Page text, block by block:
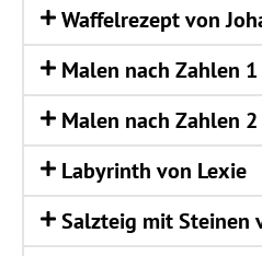
Waf­fel­re­zept von
Malen nach Zah­len
Malen nach Zah­len
Laby­rinth von Lexie
Salz­teig mit Stei­nen